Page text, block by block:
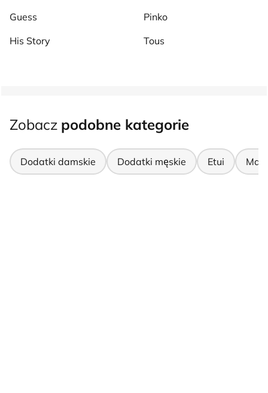
Guess
His Story
Pinko
Tous
Zobacz podobne kategorie
Dodatki damskie Dodatki męskie Etui